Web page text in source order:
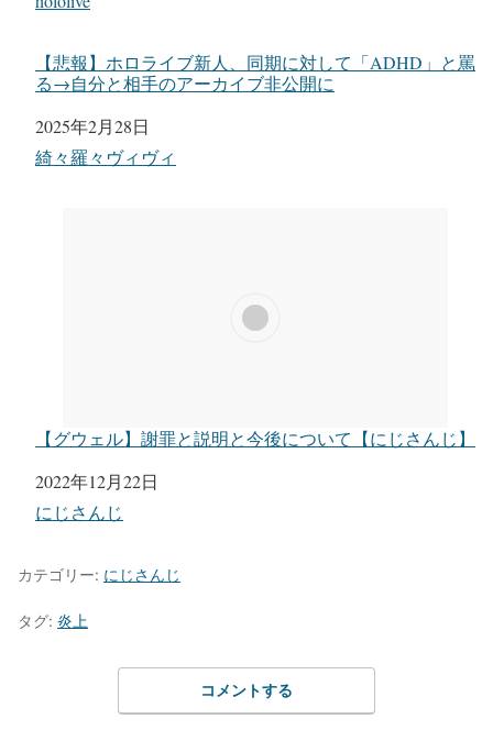
【悲報】ホロライブ新人、同期に対して「ADHD」と罵
る→自分と相手のアーカイブ非公開に
日付
2025年2月28日
関連理由
綺々羅々ヴィヴィ
【グウェル】謝罪と説明と今後について【にじさんじ】
日付
2022年12月22日
関連理由
にじさんじ
カテゴリー: にじさんじ
タグ: 炎上
コメントする